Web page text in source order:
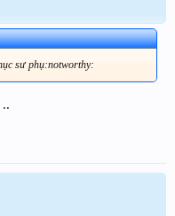
sư phụ:notworthy: